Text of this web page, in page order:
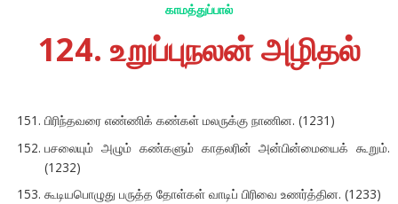
காமத்துப்பால்
124. உறுப்புநலன் அழிதல்
பிரிந்தவரை எண்ணிக் கண்கள் மலருக்கு நாணின. (1231)
பசலையும் அழும் கண்களும் காதலரின் அன்பின்மையைக் கூறும்.
(1232)
கூடியபொழுது பருத்த தோள்கள் வாடிப் பிரிவை உணர்த்தின. (1233)